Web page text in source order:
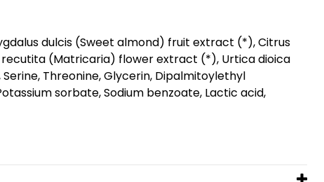
dulcis (Sweet almond) fruit extract (*), Citrus
(Matricaria) flower extract (*), Urtica dioica
Threonine, Glycerin, Dipalmitoylethyl
sorbate, Sodium benzoate, Lactic acid,